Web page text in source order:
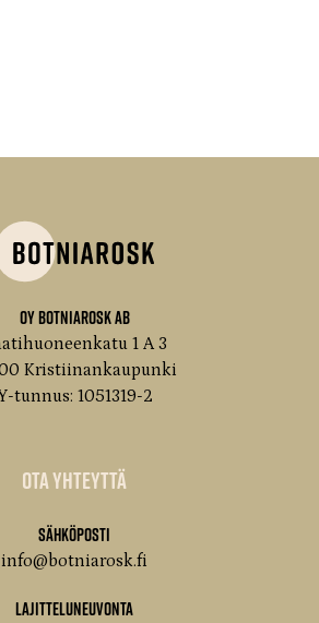
Oy Botniarosk Ab
1 A 3
Kristiinankaupunki
tunnus: 1051319-2
Ota yhteyttä
Sähköposti
info@botniarosk.fi
Lajitteluneuvonta